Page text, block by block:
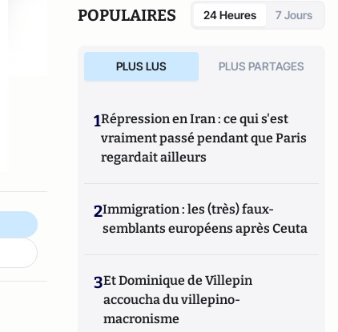
POPULAIRES 24 Heures 7 Jours
PLUS LUS PLUS PARTAGES
1Répression en Iran : ce qui s'est
vraiment passé pendant que Paris
regardait ailleurs
2Immigration : les (très) faux-
semblants européens après Ceuta
3Et Dominique de Villepin
accoucha du villepino-
macronisme